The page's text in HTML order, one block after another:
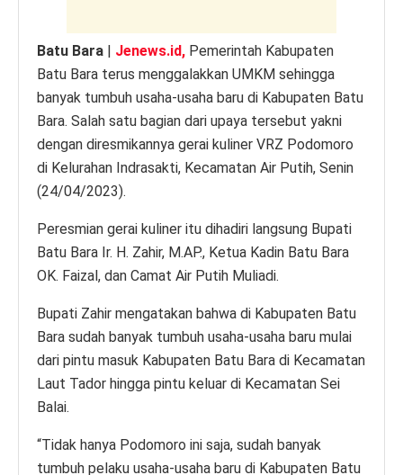
Batu Bara | Jenews.id, Pemerintah Kabupaten
Batu Bara terus menggalakkan UMKM sehingga
banyak tumbuh usaha-usaha baru di Kabupaten Batu
Bara. Salah satu bagian dari upaya tersebut yakni
dengan diresmikannya gerai kuliner VRZ Podomoro
di Kelurahan Indrasakti, Kecamatan Air Putih, Senin
(24/04/2023).
Peresmian gerai kuliner itu dihadiri langsung Bupati
Batu Bara Ir. H. Zahir, M.AP., Ketua Kadin Batu Bara
OK. Faizal, dan Camat Air Putih Muliadi.
Bupati Zahir mengatakan bahwa di Kabupaten Batu
Bara sudah banyak tumbuh usaha-usaha baru mulai
dari pintu masuk Kabupaten Batu Bara di Kecamatan
Laut Tador hingga pintu keluar di Kecamatan Sei
Balai.
“Tidak hanya Podomoro ini saja, sudah banyak
tumbuh pelaku usaha-usaha baru di Kabupaten Batu